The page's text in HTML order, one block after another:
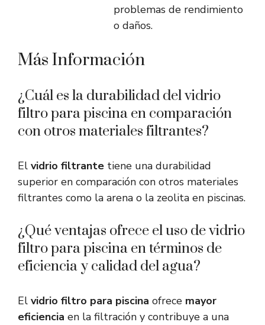
problemas de rendimiento
o daños.
Más Información
¿Cuál es la durabilidad del vidrio
filtro para piscina en comparación
con otros materiales filtrantes?
El vidrio filtrante tiene una durabilidad
superior en comparación con otros materiales
filtrantes como la arena o la zeolita en piscinas.
¿Qué ventajas ofrece el uso de vidrio
filtro para piscina en términos de
eficiencia y calidad del agua?
El vidrio filtro para piscina ofrece mayor
eficiencia en la filtración y contribuye a una